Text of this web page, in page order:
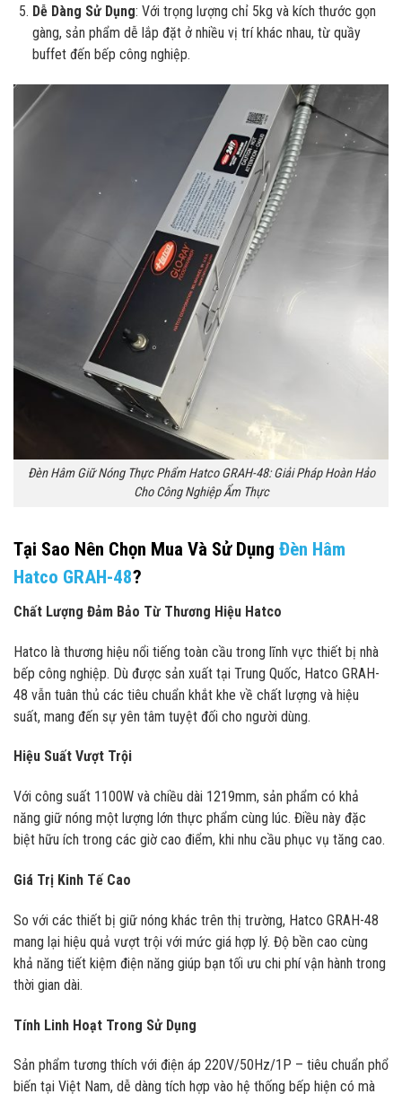
Dễ Dàng Sử Dụng: Với trọng lượng chỉ 5kg và kích thước gọn
gàng, sản phẩm dễ lắp đặt ở nhiều vị trí khác nhau, từ quầy
buffet đến bếp công nghiệp.
Đèn Hâm Giữ Nóng Thực Phẩm Hatco GRAH-48: Giải Pháp Hoàn Hảo
Cho Công Nghiệp Ẩm Thực
Tại Sao Nên Chọn Mua Và Sử Dụng Đèn Hâm
Hatco GRAH-48?
Chất Lượng Đảm Bảo Từ Thương Hiệu Hatco
Hatco là thương hiệu nổi tiếng toàn cầu trong lĩnh vực thiết bị nhà
bếp công nghiệp. Dù được sản xuất tại Trung Quốc, Hatco GRAH-
48 vẫn tuân thủ các tiêu chuẩn khắt khe về chất lượng và hiệu
suất, mang đến sự yên tâm tuyệt đối cho người dùng.
Hiệu Suất Vượt Trội
Với công suất 1100W và chiều dài 1219mm, sản phẩm có khả
năng giữ nóng một lượng lớn thực phẩm cùng lúc. Điều này đặc
biệt hữu ích trong các giờ cao điểm, khi nhu cầu phục vụ tăng cao.
Giá Trị Kinh Tế Cao
So với các thiết bị giữ nóng khác trên thị trường, Hatco GRAH-48
mang lại hiệu quả vượt trội với mức giá hợp lý. Độ bền cao cùng
khả năng tiết kiệm điện năng giúp bạn tối ưu chi phí vận hành trong
thời gian dài.
Tính Linh Hoạt Trong Sử Dụng
Sản phẩm tương thích với điện áp 220V/50Hz/1P – tiêu chuẩn phổ
biến tại Việt Nam, dễ dàng tích hợp vào hệ thống bếp hiện có mà